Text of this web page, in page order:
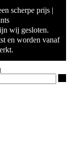
scherpe prijs |
wij gesloten.
en worden vanaf